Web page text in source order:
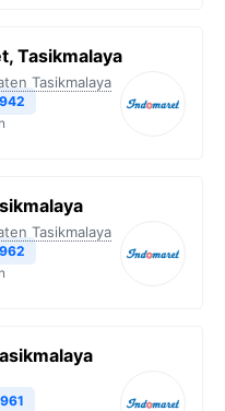
Tasikmalaya
Tasikmalaya
Tasikmalaya